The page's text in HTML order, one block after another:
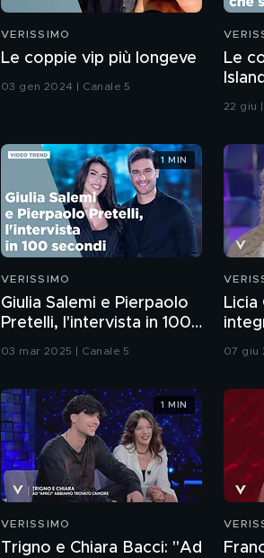
VERISSIMO
Le coppie vip più longeve
03 gen 2024 | Canale 5
Le
22 giu
VERISSIMO
Giulia Salemi e Pierpaolo
Pretelli, l'intervista in 100
03 mar 2025 | Canale 5
1 MIN
Licia
07 giu
VERISSIMO
Trigno e Chiara Bacci: "Ad
1 MIN